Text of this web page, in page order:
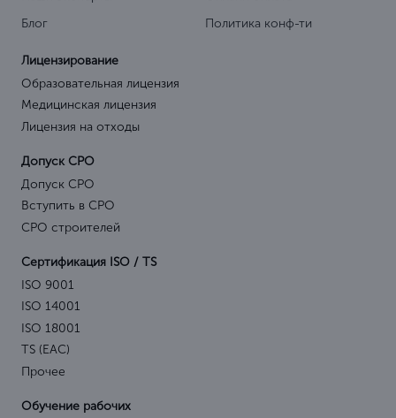
Блог
Политика конф-ти
Лицензирование
Образовательная лицензия
Медицинская лицензия
Лицензия на отходы
Допуск СРО
Допуск СРО
Вступить в СРО
СРО строителей
Сертификация ISO / TS
ISO 9001
ISO 14001
ISO 18001
TS (EAC)
Прочее
Обучение рабочих